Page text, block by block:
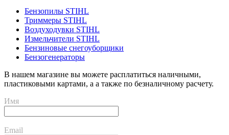
Бензопилы STIHL
Триммеры STIHL
Воздуходувки STIHL
Измельчители STIHL
Бензиновые снегоуборщики
Бензогенераторы
В нашем магазине вы можете расплатиться наличными,
пластиковыми картами, а а также по безналичному расчету.
Имя
Email